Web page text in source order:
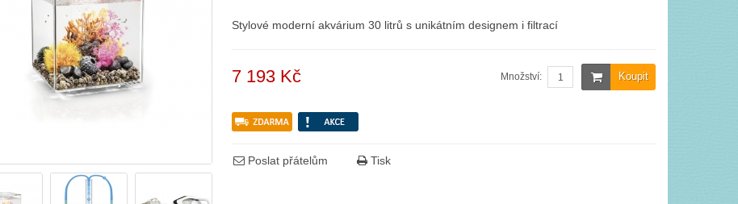
Stylové moderní akvárium 30 litrů s unikátním designem i filtrací
7 193 Kč Koupit
Množství:
Poslat přátelům Tisk